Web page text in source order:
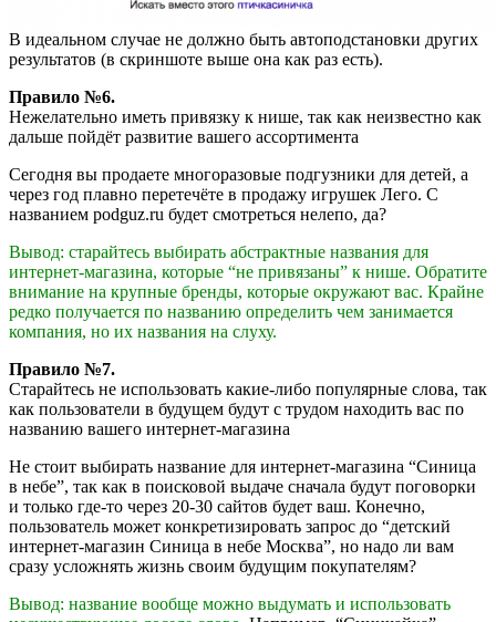
В идеальном случае не должно быть автоподстановки других
результатов (в скриншоте выше она как раз есть).
Правило №6.
Нежелательно иметь привязку к нише, так как неизвестно как
дальше пойдёт развитие вашего ассортимента
Сегодня вы продаете многоразовые подгузники для детей, а
через год плавно перетечёте в продажу игрушек Лего. С
названием podguz.ru будет смотреться нелепо, да?
Вывод: старайтесь выбирать абстрактные названия для
интернет-магазина, которые “не привязаны” к нише. Обратите
внимание на крупные бренды, которые окружают вас. Крайне
редко получается по названию определить чем занимается
компания, но их названия на слуху.
Правило №7.
Старайтесь не использовать какие-либо популярные слова, так
как пользователи в будущем будут с трудом находить вас по
названию вашего интернет-магазина
Не стоит выбирать название для интернет-магазина “Синица
в небе”, так как в поисковой выдаче сначала будут поговорки
и только где-то через 20-30 сайтов будет ваш. Конечно,
пользователь может конкретизировать запрос до “детский
интернет-магазин Синица в небе Москва”, но надо ли вам
сразу усложнять жизнь своим будущим покупателям?
Вывод: название вообще можно выдумать и использовать